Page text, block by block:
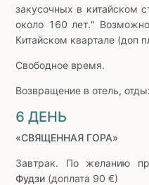
закусочных в китайском
около 160 лет."
Китайском квартале (доп
Свободное время.
Возвращение в отель,
6 ДЕНЬ
«СВЯЩЕННАЯ ГОРА»
Завтрак. По желанию
Фудзи (доплата 90 €)